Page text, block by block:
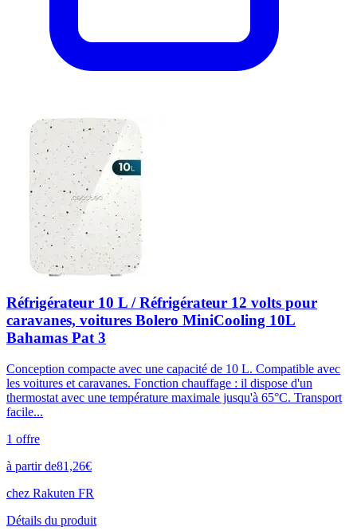
Réfrigérateur 10 L / Réfrigérateur 12 volts pour
caravanes, voitures Bolero MiniCooling 10L
Bahamas Pat 3
Conception compacte avec une capacité de 10 L. Compatible avec
les voitures et caravanes. Fonction chauffage : il dispose d'un
thermostat avec une température maximale jusqu'à 65°C. Transport
facile...
1 offre
à partir de81,26€
chez Rakuten FR
Détails du produit